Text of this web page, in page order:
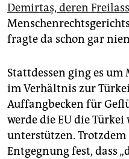
Demirtaș, deren
fragte da schon gar
Stattdessen ging es
im Verhältnis zur
Auffangbecken für
werde die EU die
unterstützen.
Entgegnung fest, dass